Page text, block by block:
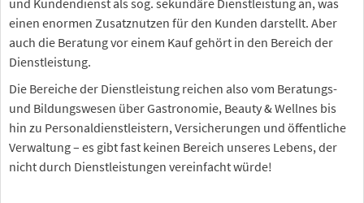
einen enormen Zusatznutzen für den Kunden darstellt. Aber
auch die Beratung vor einem Kauf gehört in den Bereich der
Dienstleistung.
Die Bereiche der Dienstleistung reichen also vom Beratungs-
und Bildungswesen über Gastronomie, Beauty & Wellnes bis
hin zu Personaldienstleistern, Versicherungen und öffentliche
Verwaltung – es gibt fast keinen Bereich unseres Lebens, der
nicht durch Dienstleistungen vereinfacht würde!